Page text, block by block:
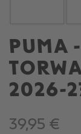
PUMA
2026-
39,95 €